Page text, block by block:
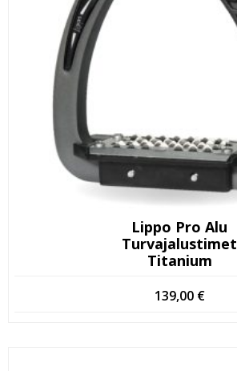
Lippo Pro Alu
Turvajalustimet
Titanium
139,00 €